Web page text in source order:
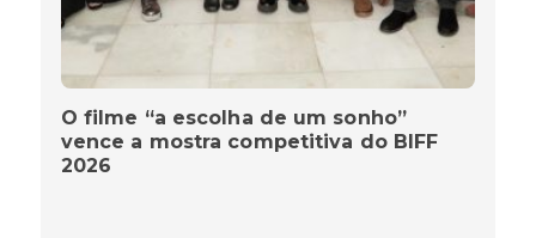
O filme “a escolha de um sonho”
vence a mostra competitiva do BIFF
2026